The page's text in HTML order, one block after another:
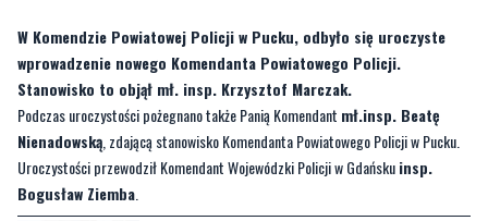
W Komendzie Powiatowej Policji w Pucku, odbyło się uroczyste
wprowadzenie nowego Komendanta Powiatowego Policji.
Stanowisko to objął mł. insp. Krzysztof Marczak.
Podczas uroczystości pożegnano także Panią Komendant mł.insp. Beatę
Nienadowską, zdającą stanowisko Komendanta Powiatowego Policji w Pucku.
Uroczystości przewodził Komendant Wojewódzki Policji w Gdańskuinsp.
Bogusław Ziemba.